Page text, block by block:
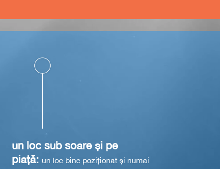
un loc sub soare și pe
piață: un loc bine poziționat și numai